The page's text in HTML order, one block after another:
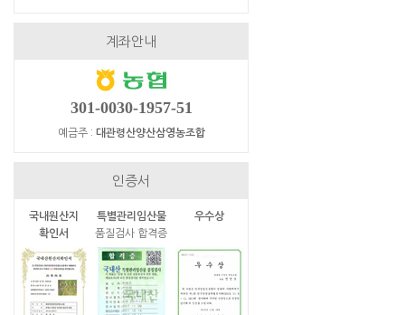
계좌안내
301-0030-1957-51
예금주 : 대관령산양산삼영농조합
인증서
국내원산지
확인서
특별관리임산물
품질검사 합격증
우수상